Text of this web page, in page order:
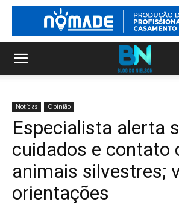
Notícias Opinião
Especialista alerta
cuidados e contato
animais silvestres;
orientações